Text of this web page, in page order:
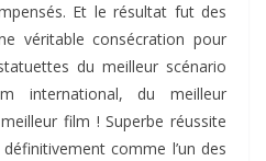
Et le résultat fut des
véritable consécration pour
du meilleur scénario
international, du meilleur
film ! Superbe réussite
comme l’un des